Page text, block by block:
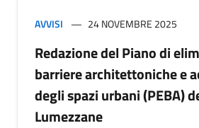
AVVISI 24 NOVEMBRE 2025
Redazione del Piano di
barriere architettoniche e
degli spazi urbani (PEBA)
Lumezzane